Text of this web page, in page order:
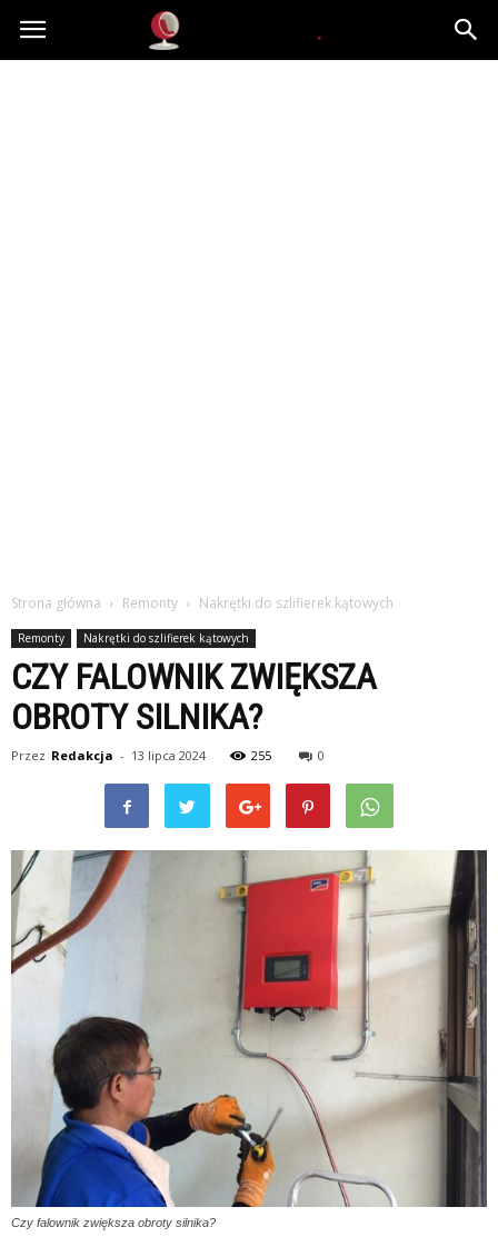
Dekoteria.pl
Strona główna Remonty Nakrętki do szlifierek kątowych
Remonty Nakrętki do szlifierek kątowych
CZY FALOWNIK ZWIĘKSZA
OBROTY SILNIKA?
Przez Redakcja - 13 lipca 2024 255 0
Czy falownik zwiększa obroty silnika?